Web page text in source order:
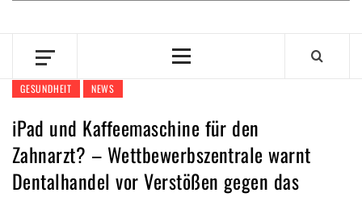
Primary
GESUNDHEIT NEWS
iPad und Kaffeemaschine für den
Zahnarzt? – Wettbewerbszentrale warnt
Dentalhandel vor Verstößen gegen das